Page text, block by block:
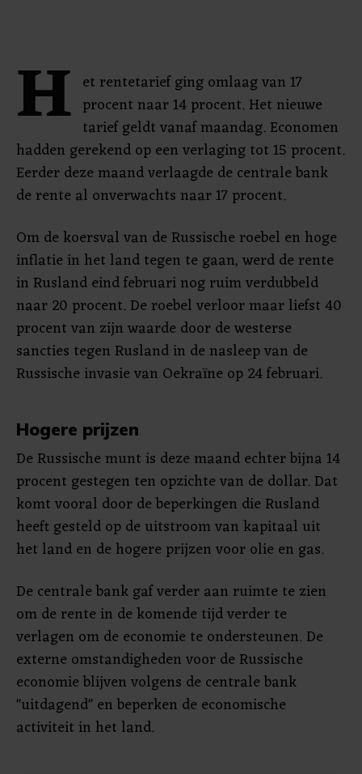
H et rentetarief ging omlaag van 17
procent naar 14 procent. Het nieuwe
tarief geldt vanaf maandag. Economen
hadden gerekend op een verlaging tot 15 procent.
Eerder deze maand verlaagde de centrale bank
de rente al onverwachts naar 17 procent.
Om de koersval van de Russische roebel en hoge
inflatie in het land tegen te gaan, werd de rente
in Rusland eind februari nog ruim verdubbeld
naar 20 procent. De roebel verloor maar liefst 40
procent van zijn waarde door de westerse
sancties tegen Rusland in de nasleep van de
Russische invasie van Oekraïne op 24 februari.
Hogere prijzen
De Russische munt is deze maand echter bijna 14
procent gestegen ten opzichte van de dollar. Dat
komt vooral door de beperkingen die Rusland
heeft gesteld op de uitstroom van kapitaal uit
het land en de hogere prijzen voor olie en gas.
De centrale bank gaf verder aan ruimte te zien
om de rente in de komende tijd verder te
verlagen om de economie te ondersteunen. De
externe omstandigheden voor de Russische
economie blijven volgens de centrale bank
"uitdagend" en beperken de economische
activiteit in het land.